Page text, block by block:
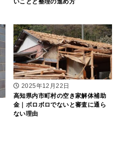
いことと整理の進め方
2025年12月22日
高知県内市町村の空き家解体補助
金｜ボロボロでないと審査に通ら
ない理由